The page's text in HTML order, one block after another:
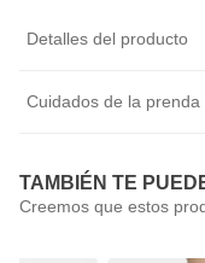
Detalles del producto
Cuidados de la prenda
TAMBIÉN TE